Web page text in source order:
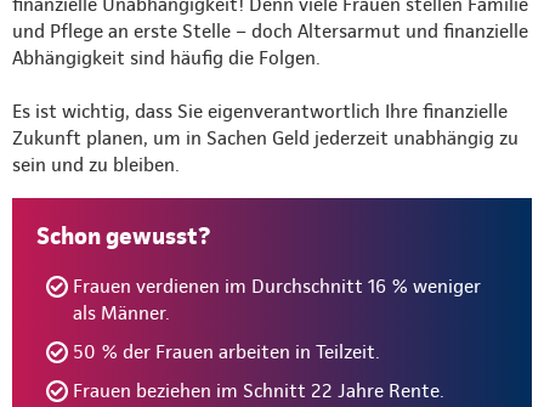
und Pflege an erste Stelle – doch Altersarmut und finanzielle
Abhängigkeit sind häufig die Folgen.
Es ist wichtig, dass Sie eigenverantwortlich Ihre finanzielle
Zukunft planen, um in Sachen Geld jederzeit unabhängig zu
sein und zu bleiben.
Schon gewusst?
Frauen verdienen im Durchschnitt 16 % weniger
als Männer.
50 % der Frauen arbeiten in Teilzeit.
Frauen beziehen im Schnitt 22 Jahre Rente.